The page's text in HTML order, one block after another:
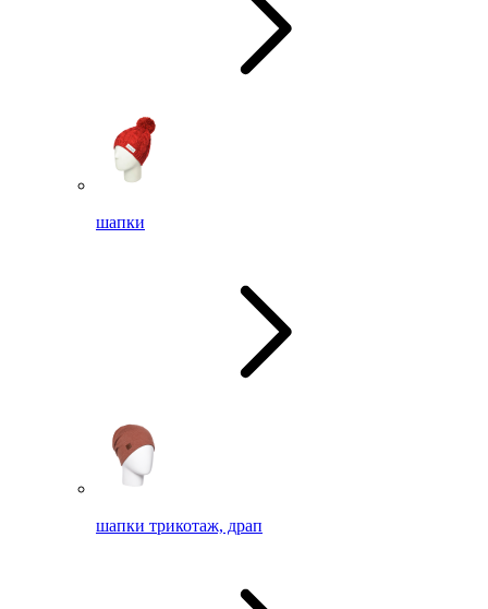
шапки
шапки трикотаж, драп